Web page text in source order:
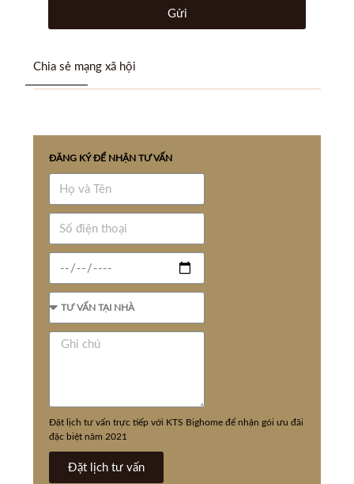
Gửi
Chia sẻ mạng xã hội
ĐĂNG KÝ ĐỂ NHẬN TƯ VẤN
Đặt lịch tư vấn trực tiếp với KTS Bighome để nhận gói ưu đãi
đặc biệt năm 2021
Đặt lịch tư vấn